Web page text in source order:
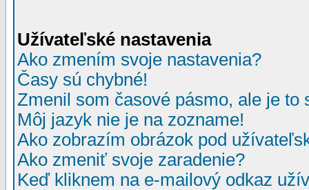
Užívateľské nastavenia
Ako zmením svoje nastavenia?
Časy sú chybné!
Zmenil som časové pásmo, ale je to
Môj jazyk nie je na zozname!
Ako zobrazím obrázok pod
Ako zmeniť svoje zaradenie?
Keď kliknem na e-mailový odkaz